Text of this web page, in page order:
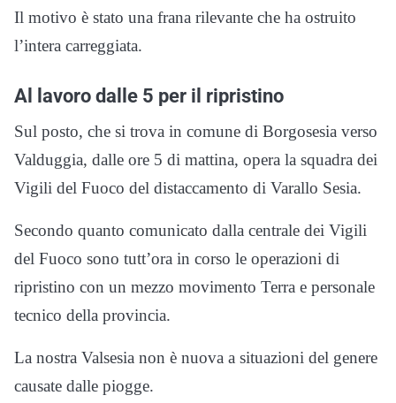
Il motivo è stato una frana rilevante che ha ostruito
l’intera carreggiata.
Al lavoro dalle 5 per il ripristino
Sul posto, che si trova in comune di Borgosesia verso
Valduggia, dalle ore 5 di mattina, opera la squadra dei
Vigili del Fuoco del distaccamento di Varallo Sesia.
Secondo quanto comunicato dalla centrale dei Vigili
del Fuoco sono tutt’ora in corso le operazioni di
ripristino con un mezzo movimento Terra e personale
tecnico della provincia.
La nostra Valsesia non è nuova a situazioni del genere
causate dalle piogge.